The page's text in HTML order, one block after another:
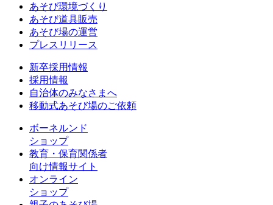
あそび環境づくり
あそび道具販売
あそび場の運営
プレスリリース
新卒採用情報
採用情報
自治体のみなさまへ
移動式あそび場のご依頼
ボーネルンド
ショップ
教育・保育関係者
向け情報サイト
オンライン
ショップ